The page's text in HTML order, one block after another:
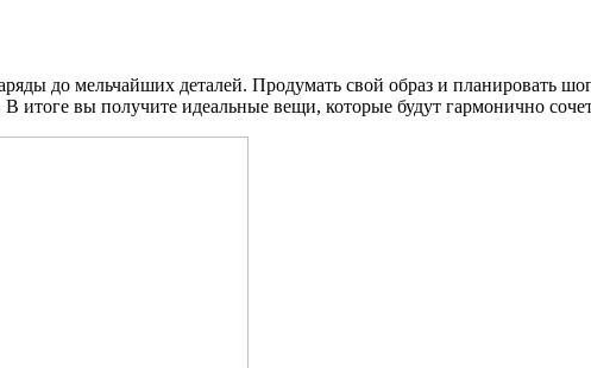
до мельчайших деталей. Продумать свой образ и планировать
итоге вы получите идеальные вещи, которые будут гармонично